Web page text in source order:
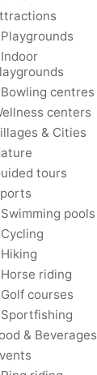
centres
centers
& Cities
tours
pools
riding
courses
& Beverages